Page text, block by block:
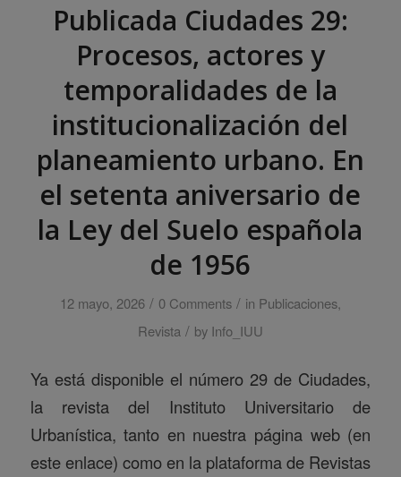
Publicada Ciudades 29:
Procesos, actores y
temporalidades de la
institucionalización del
planeamiento urbano. En
el setenta aniversario de
la Ley del Suelo española
de 1956
12 mayo, 2026 / 0 Comments / in Publicaciones,
Revista / by Info_IUU
Ya está disponible el número 29 de Ciudades,
la revista del Instituto Universitario de
Urbanística, tanto en nuestra página web (en
este enlace) como en la plataforma de Revistas